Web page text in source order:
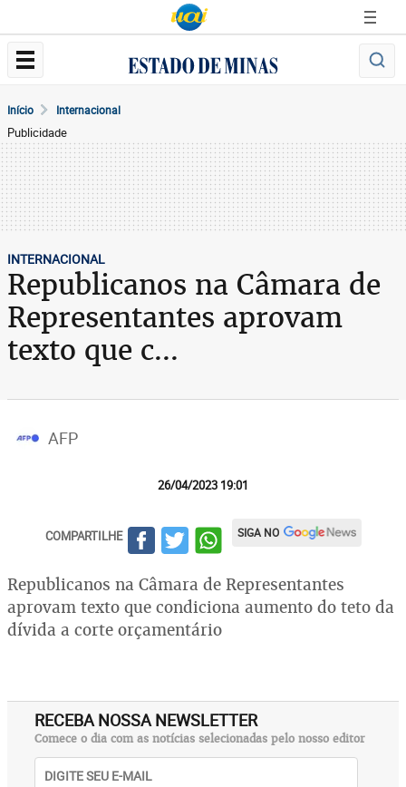
Início Internacional
Publicidade
INTERNACIONAL
Republicanos na Câmara de
Representantes aprovam
texto que c...
AFP
26/04/2023 19:01
COMPARTILHE SIGA NO
Republicanos na Câmara de Representantes
aprovam texto que condiciona aumento do teto da
dívida a corte orçamentário
RECEBA NOSSA NEWSLETTER
Comece o dia com as notícias selecionadas pelo nosso editor